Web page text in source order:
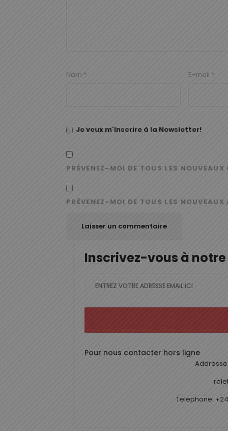
Nom * E-mail *
Je veux m'inscrire à la Newsletter!
PRÉVENEZ-MOI DE TOUS LES
PRÉVENEZ-MOI DE TOUS LES
Inscrivez-vous à
Pour nous contacter hors ligne
Telephone: